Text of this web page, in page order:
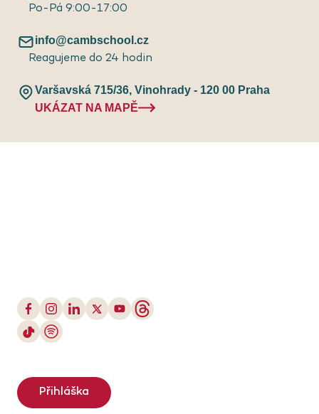
Po-Pá 9:00-17:00
info@cambschool.cz
Reagujeme do 24 hodin
Varšavská 715/36, Vinohrady - 120 00 Praha
UKÁZAT NA MAPĚ
Přihláška